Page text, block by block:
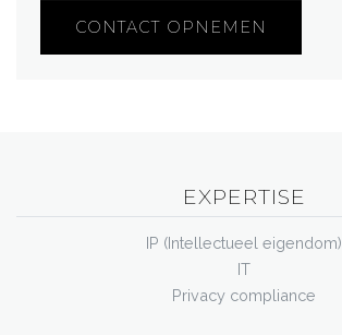
CONTACT OPNEMEN
EXPERTISE
IP (Intellectueel eigendom)
IT
Privacy compliance